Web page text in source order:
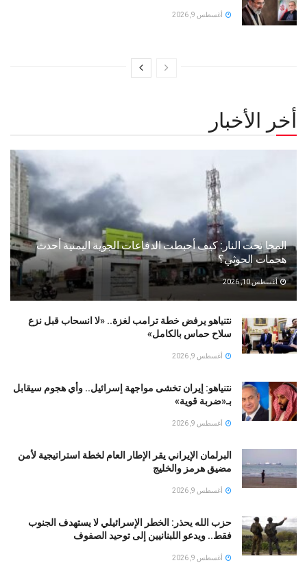
أغسطس 9, 2026
أخر الأخبار
المخا تحت النار: كيف أحبطت الدفاعات الجوية اليمنية أحدث
هجمات الحوثي؟
أغسطس 10, 2026
نتنياهو يرفض خطة ترامب لغزة.. «لا انسحاب قبل نزع
سلاح حماس بالكامل»
أغسطس 9, 2026
نتنياهو: إيران تخشى مواجهة إسرائيل.. وأي هجوم سيقابل
بـ«ضربة قوية»
أغسطس 9, 2026
البرلمان الإيراني يقر الإطار العام لخطة استراتيجية لأمن
مضيق هرمز والخليج
أغسطس 9, 2026
حزب الله يحذر: الخطر الإسرائيلي لا يستهدف الجنوب
فقط.. ويدعو اللبنانيين إلى توحيد الصفوف
أغسطس 9, 2026